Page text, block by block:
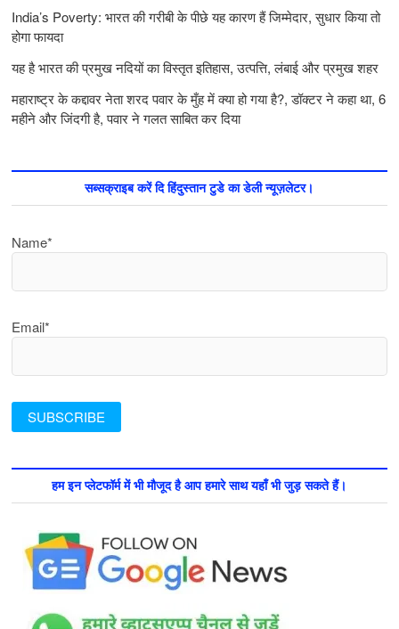
India’s Poverty: भारत की गरीबी के पीछे यह कारण हैं जिम्‍मेदार, सुधार किया तो
होगा फायदा
यह है भारत की प्रमुख नदियों का विस्तृत इतिहास, उत्पत्ति, लंबाई और प्रमुख शहर
महाराष्ट्र के कद्दावर नेता शरद पवार के मुँह में क्या हो गया है?, डॉक्टर ने कहा था, 6
महीने और जिंदगी है, पवार ने गलत साबित कर दिया
सब्सक्राइब करें दि हिंदुस्तान टुडे का डेली न्यूज़लेटर।
Name*
Email*
हम इन प्लेटफॉर्म में भी मौजूद है आप हमारे साथ यहाँ भी जुड़ सकते हैं।